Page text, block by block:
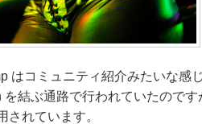
はコミュニティ紹介みたいな感
を結ぶ通路で行われていたのです
されています。